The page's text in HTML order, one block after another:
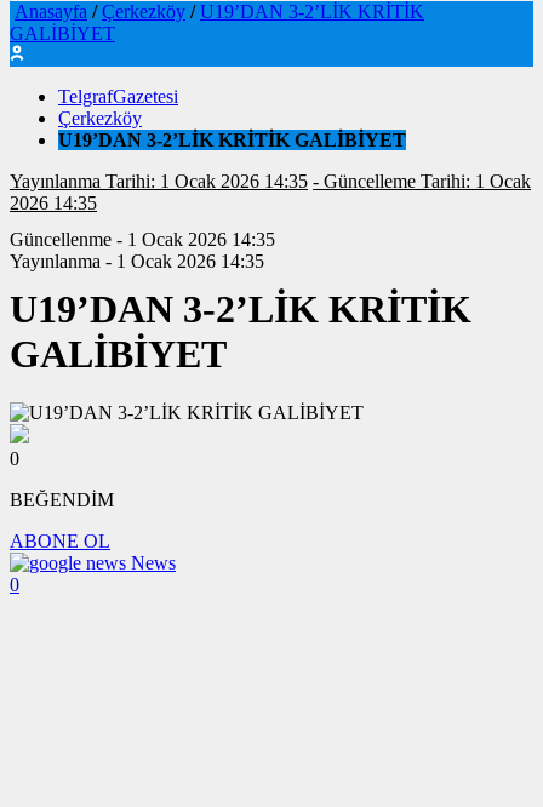
Anasayfa / Çerkezköy / U19’DAN 3-2’LİK KRİTİK
GALİBİYET
TelgrafGazetesi
Çerkezköy
U19’DAN 3-2’LİK KRİTİK GALİBİYET
Yayınlanma Tarihi: 1 Ocak 2026 14:35 - Güncelleme Tarihi: 1 Ocak
2026 14:35
Güncellenme - 1 Ocak 2026 14:35
Yayınlanma - 1 Ocak 2026 14:35
U19’DAN 3-2’LİK KRİTİK
GALİBİYET
0
BEĞENDİM
ABONE OL
News
0